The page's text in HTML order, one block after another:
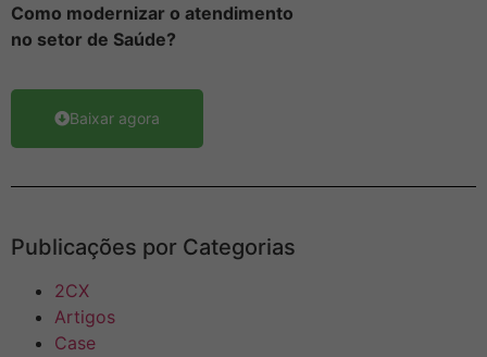
Como modernizar o atendimento
no setor de Saúde?
Baixar agora
Publicações por Categorias
2CX
Artigos
Case